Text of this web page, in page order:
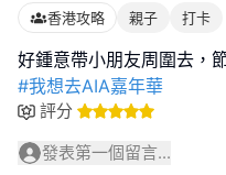
香港攻略 親子 打卡
#我想去AIA嘉年華
評分
發表第一個留言...